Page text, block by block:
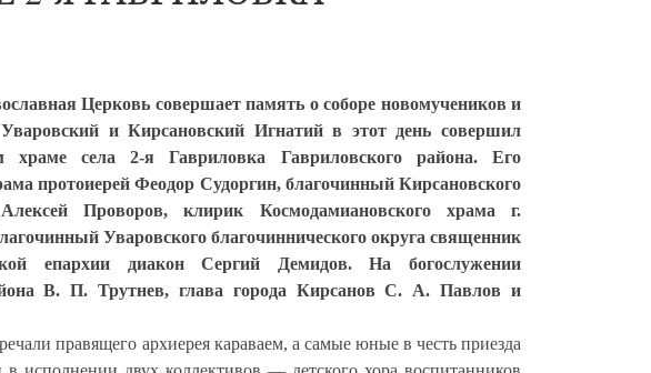
Церковь совершает память о соборе новомучеников и
и Кирсановский Игнатий в этот день совершил
села 2-я Гавриловка Гавриловского района. Его
протоиерей Феодор Судоргин, благочинный Кирсановского
Проворов, клирик Космодамиановского храма г.
Уваровского благочиннического округа священник
епархии диакон Сергий Демидов. На богослужении
В. П. Трутнев, глава города Кирсанов С. А. Павлов и
правящего архиерея караваем, а самые юные в честь приезда